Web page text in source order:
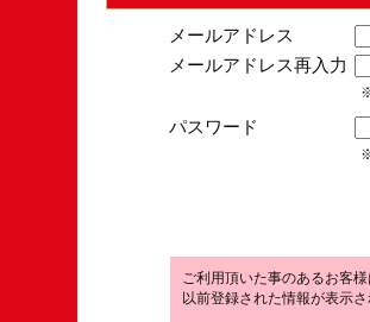
メールアドレス
メールアドレス再入力
パスワード
ご利用頂いた事のあるお客
以前登録された情報が表示さ